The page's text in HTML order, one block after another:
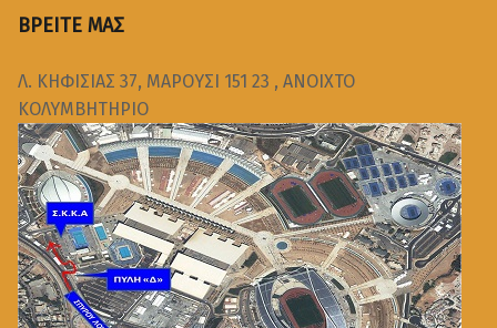
ΒΡΕΙΤΕ ΜΑΣ
Λ. ΚΗΦΙΣΙΑΣ 37, ΜΑΡΟΥΣΙ 151 23 , ΑΝΟΙΧΤΟ
ΚΟΛΥΜΒΗΤΗΡΙΟ